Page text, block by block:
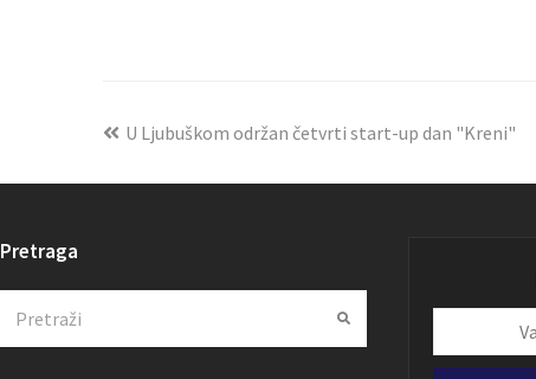
U Ljubuškom održan četvrti start-up dan "Kreni"
Pretraga
Submit
email